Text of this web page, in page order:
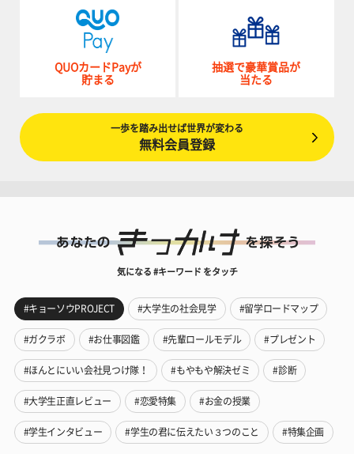
QUOカードPayが
貯まる
抽選で豪華賞品が
当たる
一歩を踏み出せば世界が変わる
無料会員登録
気になる #キーワード をタッチ
#キョーソウPROJECT #大学生の社会見学 #留学ロードマップ
#ガクラボ #お仕事図鑑 #先輩ロールモデル #プレゼント
#ほんとにいい会社見つけ隊！ #もやもや解決ゼミ #診断
#大学生正直レビュー #恋愛特集 #お金の授業
#学生インタビュー #学生の君に伝えたい３つのこと #特集企画